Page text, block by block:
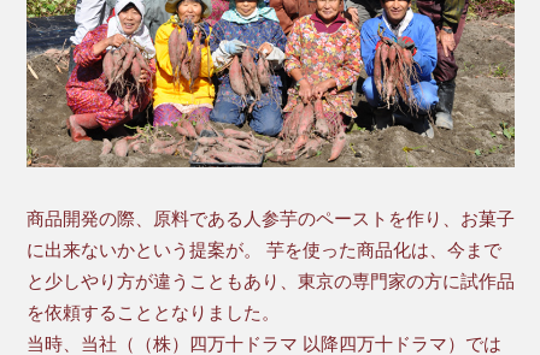
商品開発の際、原料である人参芋のペーストを作り、お菓子
に出来ないかという提案が。 芋を使った商品化は、今まで
と少しやり方が違うこともあり、東京の専門家の方に試作品
を依頼することとなりました。
当時、当社（（株）四万十ドラマ 以降四万十ドラマ）では